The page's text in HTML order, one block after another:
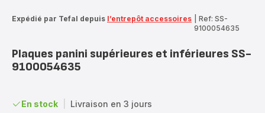
Expédié par Tefal depuis l’entrepôt accessoires
Ref: SS-
9100054635
Plaques panini supérieures et inférieures SS-
9100054635
En stock Livraison en 3 jours